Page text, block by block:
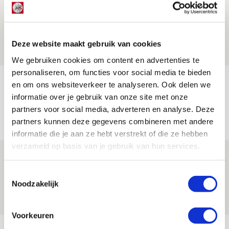
Deze website maakt gebruik van cookies
We gebruiken cookies om content en advertenties te
personaliseren, om functies voor social media te bieden
en om ons websiteverkeer te analyseren. Ook delen we
informatie over je gebruik van onze site met onze
partners voor social media, adverteren en analyse. Deze
partners kunnen deze gegevens combineren met andere
informatie die je aan ze hebt verstrekt of die ze hebben
verzameld op basis van je gebruik van hun services.
Noodzakelijk
Voorkeuren
Drie dingen die je moet weten over PEC
Zwolle - Ajax
Míchels elf: met welke formatie begin
jij aan nieuw eredivisieseizoen?
08 AUGUSTUS 2026 - 11:34
NIEUWS
Spelen bij Jong Ajax of Ajax 1? Dat
08 AUGUSTUS 2026 - 10:04